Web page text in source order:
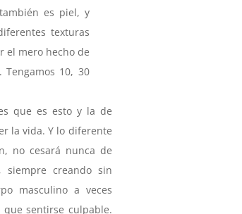
es piel, y
texturas
el mero hecho de
Tengamos 10, 30
que es esto y la de
la vida. Y lo diferente
no cesará nunca de
creando sin
masculino a veces
sentirse culpable.